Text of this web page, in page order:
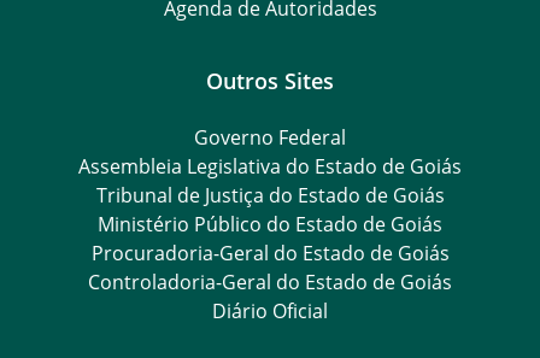
Agenda de Autoridades
Outros Sites
Governo Federal
Assembleia Legislativa do Estado de Goiás
Tribunal de Justiça do Estado de Goiás
Ministério Público do Estado de Goiás
Procuradoria-Geral do Estado de Goiás
Controladoria-Geral do Estado de Goiás
Diário Oficial